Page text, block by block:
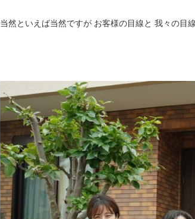
当然といえば当然ですが お客様の目線と 我々の目